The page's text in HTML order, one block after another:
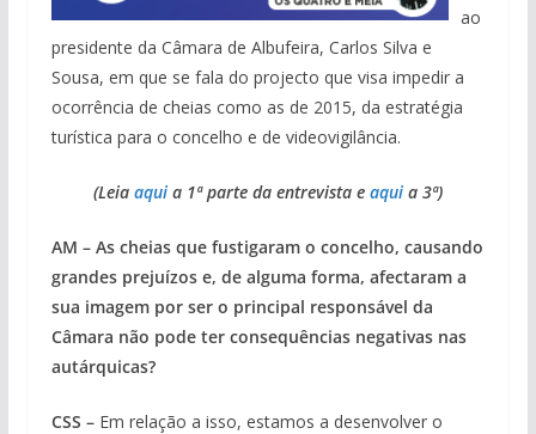
ao
presidente da Câmara de Albufeira, Carlos Silva e
Sousa, em que se fala do projecto que visa impedir a
ocorrência de cheias como as de 2015, da estratégia
turística para o concelho e de videovigilância.
(Leia aquia 1ª parte da entrevista e aqui a 3ª)
AM – As cheias que fustigaram o concelho, causando
grandes prejuízos e, de alguma forma, afectaram a
sua imagem por ser o principal responsável da
Câmara não pode ter consequências negativas nas
autárquicas?
CSS –Em relação a isso, estamos a desenvolver o